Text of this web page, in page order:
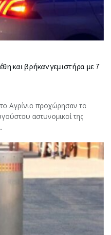
και βρήκαν γεμιστήρα με 7
Αγρίνιο προχώρησαν το
αστυνομικοί της